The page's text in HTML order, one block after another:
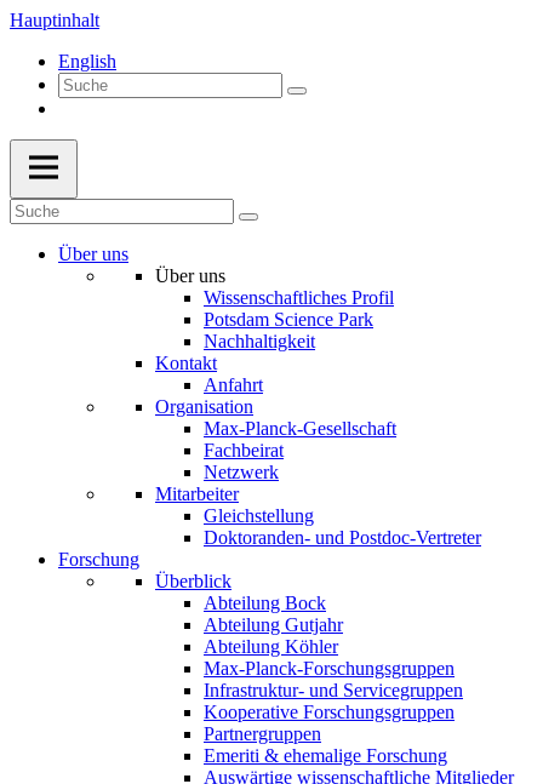
Hauptinhalt
English
Über uns
Über uns
Wissenschaftliches Profil
Potsdam Science Park
Nachhaltigkeit
Kontakt
Anfahrt
Organisation
Max-Planck-Gesellschaft
Fachbeirat
Netzwerk
Mitarbeiter
Gleichstellung
Doktoranden- und Postdoc-Vertreter
Forschung
Überblick
Abteilung Bock
Abteilung Gutjahr
Abteilung Köhler
Max-Planck-Forschungsgruppen
Infrastruktur- und Servicegruppen
Kooperative Forschungsgruppen
Partnergruppen
Emeriti & ehemalige Forschung
Auswärtige wissenschaftliche Mitglieder